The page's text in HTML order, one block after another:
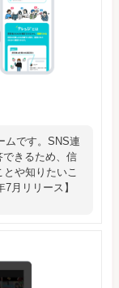
ムです。SNS連
きるため、信
や知りたいこ
月リリース】